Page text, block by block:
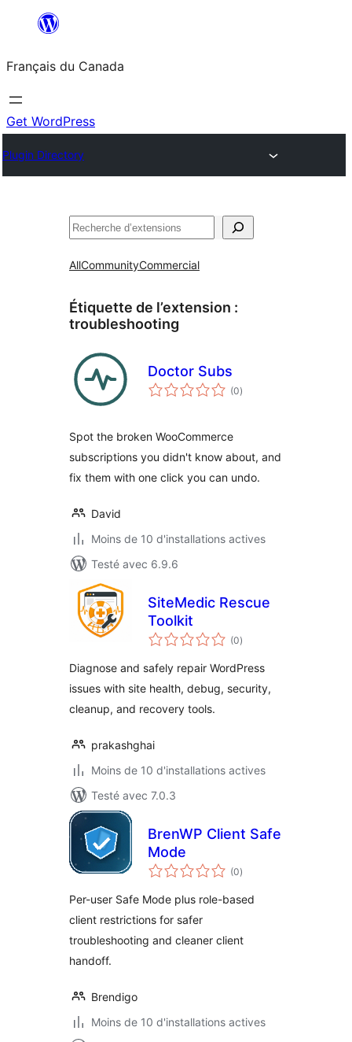
contenu
Français du Canada
Get WordPress
Plugin Directory
Recherche
AllCommunityCommercial
Étiquette de l’extension :
troubleshooting
Doctor Subs
(0notes
en
)
Spot the broken WooCommerce
subscriptions you didn't know about, and
fix them with one click you can undo.
David
Moins de 10 d'installations actives
Testé avec 6.9.6
SiteMedic Rescue
Toolkit
(0notes
en
)
Diagnose and safely repair WordPress
issues with site health, debug, security,
cleanup, and recovery tools.
prakashghai
Moins de 10 d'installations actives
Testé avec 7.0.3
BrenWP Client Safe
Mode
(0notes
en
)
Per-user Safe Mode plus role-based
client restrictions for safer
troubleshooting and cleaner client
handoff.
Brendigo
Moins de 10 d'installations actives